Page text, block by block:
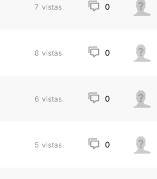
7 vistas 0
8 vistas 0
6 vistas 0
5 vistas 0